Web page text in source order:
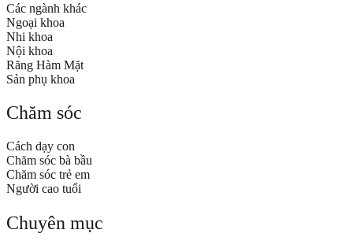
Các ngành khác
Ngoại khoa
Nhi khoa
Nội khoa
Răng Hàm Mặt
Sản phụ khoa
Chăm sóc
Cách dạy con
Chăm sóc bà bầu
Chăm sóc trẻ em
Người cao tuổi
Chuyên mục